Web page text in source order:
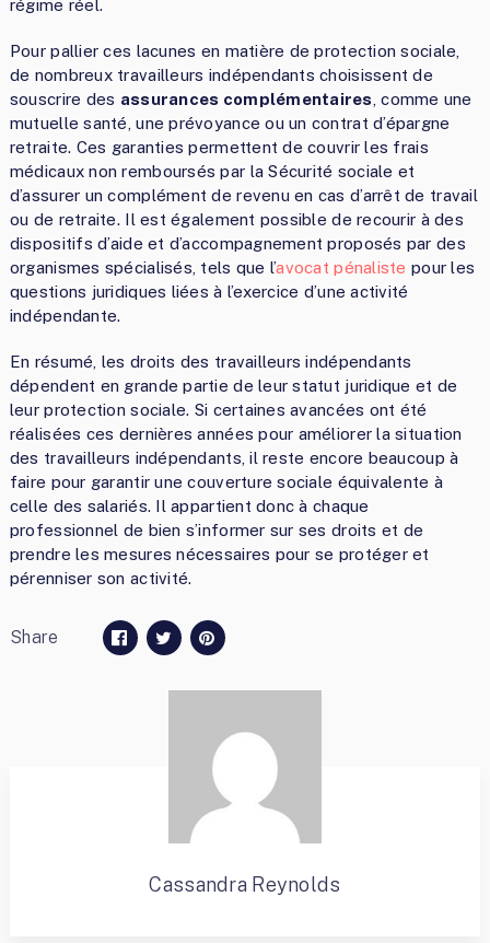
régime réel.
Pour pallier ces lacunes en matière de protection sociale,
de nombreux travailleurs indépendants choisissent de
souscrire des assurances complémentaires , comme une
mutuelle santé, une prévoyance ou un contrat d’épargne
retraite. Ces garanties permettent de couvrir les frais
médicaux non remboursés par la Sécurité sociale et
d’assurer un complément de revenu en cas d’arrêt de travail
ou de retraite. Il est également possible de recourir à des
dispositifs d’aide et d’accompagnement proposés par des
organismes spécialisés, tels que l’avocat pénaliste pour les
questions juridiques liées à l’exercice d’une activité
indépendante.
En résumé, les droits des travailleurs indépendants
dépendent en grande partie de leur statut juridique et de
leur protection sociale. Si certaines avancées ont été
réalisées ces dernières années pour améliorer la situation
des travailleurs indépendants, il reste encore beaucoup à
faire pour garantir une couverture sociale équivalente à
celle des salariés. Il appartient donc à chaque
professionnel de bien s’informer sur ses droits et de
prendre les mesures nécessaires pour se protéger et
pérenniser son activité.
Share
Cassandra Reynolds